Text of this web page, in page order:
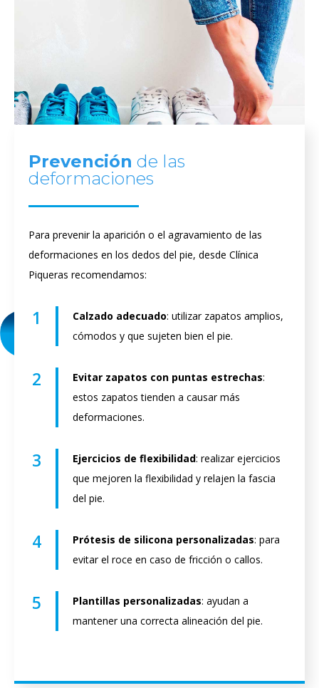
Prevención de las
deformaciones
Para prevenir la aparición o el agravamiento de las
deformaciones en los dedos del pie, desde Clínica
Piqueras recomendamos:
1 Calzado adecuado: utilizar zapatos amplios,
cómodos y que sujeten bien el pie.
2 Evitar zapatos con puntas estrechas:
estos zapatos tienden a causar más
deformaciones.
3 Ejercicios de flexibilidad: realizar ejercicios
que mejoren la flexibilidad y relajen la fascia
del pie.
4 Prótesis de silicona personalizadas: para
evitar el roce en caso de fricción o callos.
5 Plantillas personalizadas: ayudan a
mantener una correcta alineación del pie.